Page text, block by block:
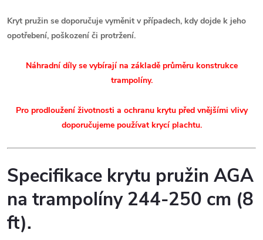
Kryt pružin se doporučuje vyměnit v případech, kdy dojde k jeho
opotřebení, poškození či protržení.
Náhradní díly se vybírají na základě průměru konstrukce
trampolíny.
Pro prodloužení životnosti a ochranu krytu před vnějšími vlivy
doporučujeme používat krycí plachtu.
Specifikace krytu pružin AGA
na trampolíny 244-250 cm (8
ft).